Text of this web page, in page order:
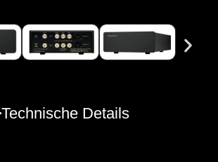
Technische Details